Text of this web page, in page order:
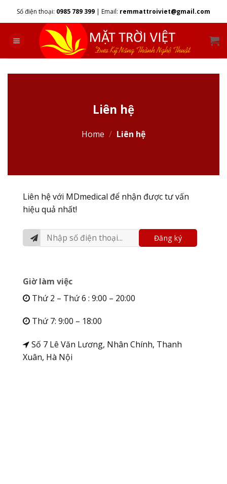
Số điện thoại: 0985 789 399 | Email: remmattroiviet@gmail.com
Liên hệ
Home / Liên hệ
Liên hệ với MDmedical để nhận được tư vấn
hiệu quả nhất!
Giờ làm việc
Thứ 2 – Thứ 6 : 9:00 – 20:00
Thứ 7: 9:00 – 18:00
Số 7 Lê Văn Lương, Nhân Chính, Thanh
Xuân, Hà Nội